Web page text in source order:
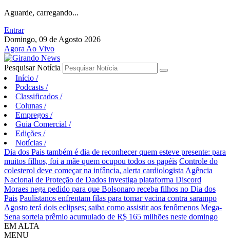
Aguarde, carregando...
Entrar
Domingo, 09 de Agosto 2026
Agora Ao Vivo
Pesquisar Notícia
Início /
Podcasts /
Classificados /
Colunas /
Empregos /
Guia Comercial /
Edições /
Notícias /
Dia dos Pais também é dia de reconhecer quem esteve presente: para
muitos filhos, foi a mãe quem ocupou todos os papéis Controle do
colesterol deve começar na infância, alerta cardiologista Agência
Nacional de Proteção de Dados investiga plataforma Discord
Moraes nega pedido para que Bolsonaro receba filhos no Dia dos
Pais Paulistanos enfrentam filas para tomar vacina contra sarampo
Agosto terá dois eclipses; saiba como assistir aos fenômenos Mega-
Sena sorteia prêmio acumulado de R$ 165 milhões neste domingo
EM ALTA
MENU